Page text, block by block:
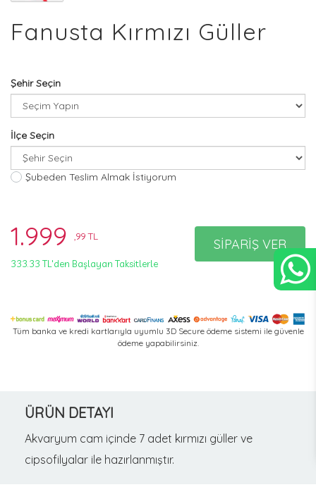
Fanusta Kırmızı Güller
Şehir Seçin
İlçe Seçin
Şubeden Teslim Almak İstiyorum
1.999 ,99 TL
333.33 TL'den Başlayan Taksitlerle
SİPARİŞ VER
Tüm banka ve kredi kartlarıyla uyumlu 3D Secure ödeme sistemi ile güvenle
ödeme yapabilirsiniz.
ÜRÜN DETAYI
Akvaryum cam içinde 7 adet kırmızı güller ve
cipsofilyalar ile hazırlanmıştır.